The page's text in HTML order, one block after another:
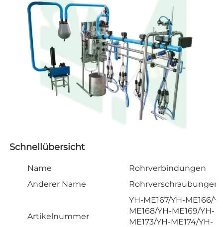
Schnellübersicht
Name
Rohrverbindungen
Anderer Name
Rohrverschraubungen
Artikelnummer
YH-ME167/YH-ME166/
ME168/YH-ME169/YH-
ME173/YH-ME174/YH-